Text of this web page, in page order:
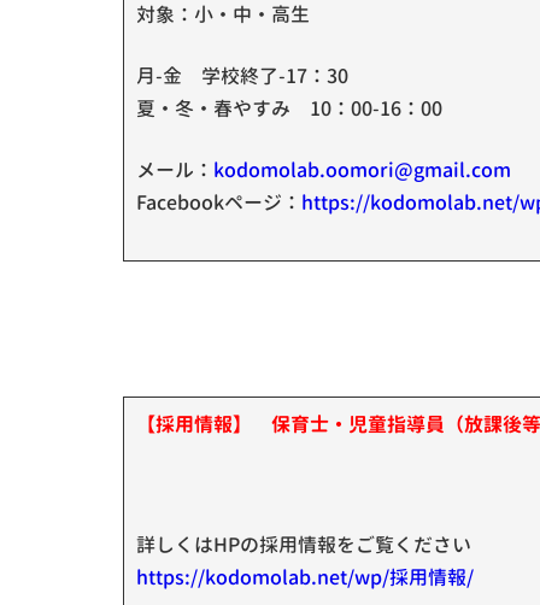
対象：小・中・高生
月-金 学校終了-17：30
夏・冬・春やすみ 10：00-16：00
メール： kodomolab.oomori@gmail.com
Facebookページ： https://kodomolab.net/
【採用情報】 保育士・児童指導員（放課後
詳しくはHPの採用情報をご覧ください
https://kodomolab.net/wp/採用情報/